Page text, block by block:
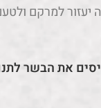
למרקם
את הבשר